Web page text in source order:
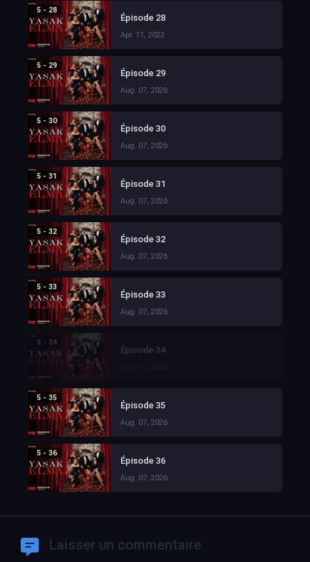
5 - 28
Épisode 28
Apr. 11, 2022
5 - 29
Épisode 29
Aug. 07, 2026
5 - 30
Épisode 30
Aug. 07, 2026
5 - 31
Épisode 31
Aug. 07, 2026
5 - 32
Épisode 32
Aug. 07, 2026
5 - 33
Épisode 33
Aug. 07, 2026
5 - 34
Épisode 34
5 - 35
Épisode 35
Aug. 07, 2026
5 - 36
Épisode 36
Aug. 07, 2026
Laisser un commentaire